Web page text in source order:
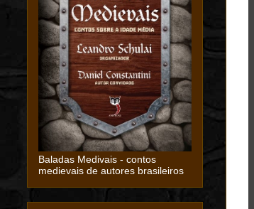
Baladas Medivais - contos
medievais de autores brasileiros